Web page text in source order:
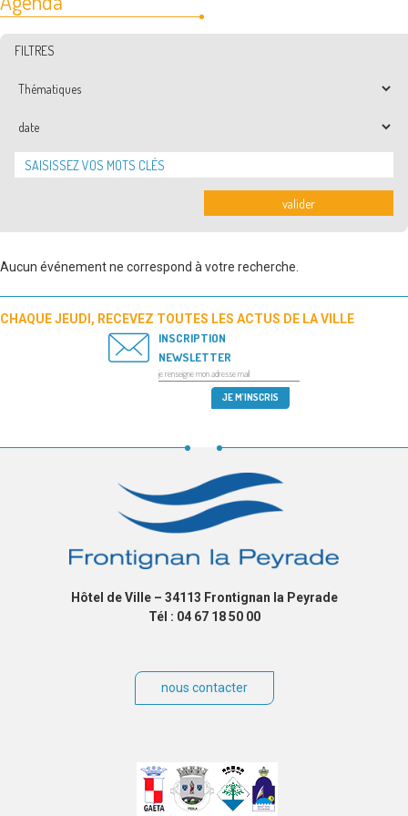
FILTRES
Thématiques
Date
valider
Aucun événement ne correspond à votre recherche.
CHAQUE JEUDI, RECEVEZ TOUTES LES ACTUS DE LA VILLE
INSCRIPTION
NEWSLETTER
Hôtel de Ville – 34113 Frontignan la Peyrade
Tél : 04 67 18 50 00
nous contacter